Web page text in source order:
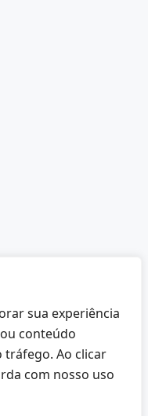
sua experiência
conteúdo
tráfego. Ao clicar
com nosso uso
32.237.149/0001-